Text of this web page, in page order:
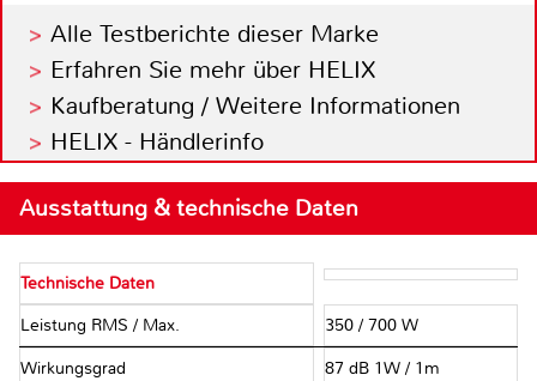
Alle Testberichte dieser Marke
Erfahren Sie mehr über HELIX
Kaufberatung / Weitere Informationen
HELIX - Händlerinfo
Ausstattung & technische Daten
Technische Daten
Leistung RMS / Max. 350 / 700 W
Wirkungsgrad 87 dB 1W / 1m